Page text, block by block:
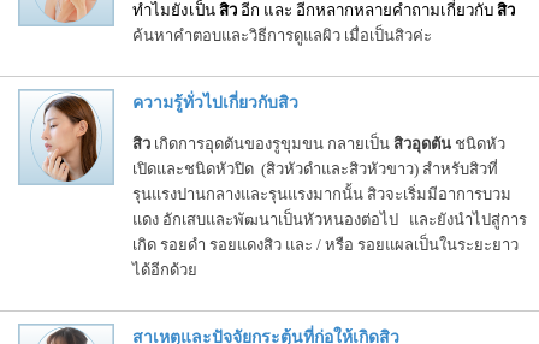
ทำไมยังเป็น สิว อีก และ อีกหลากหลายคำถามเกี่ยวกับ สิว
ค้นหาคำตอบและวิธีการดูแลผิว เมื่อเป็นสิวค่ะ
ความรู้ทั่วไปเกี่ยวกับสิว
สิว เกิดการอุดตันของรูขุมขน กลายเป็น สิวอุดตัน ชนิดหัว
เปิดและชนิดหัวปิด (สิวหัวดำและสิวหัวขาว) สำหรับสิวที่
รุนแรงปานกลางและรุนแรงมากนั้น สิวจะเริ่มมีอาการบวม
แดง อักเสบและพัฒนาเป็นหัวหนองต่อไป และยังนำไปสู่การ
เกิด รอยดำ รอยแดงสิว และ / หรือ รอยแผลเป็นในระยะยาว
ได้อีกด้วย
สาเหตุและปัจจัยกระตุ้นที่ก่อให้เกิดสิว